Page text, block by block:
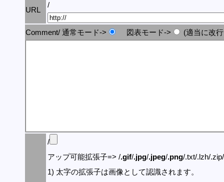
URL
/
Comment/ 通常モード-> 図表モード-> (適当に改
/
アップ可能拡張子=> /.gif/.jpg/.jpeg/.png/.txt/.lzh/
1) 太字の拡張子は画像として認識されます。